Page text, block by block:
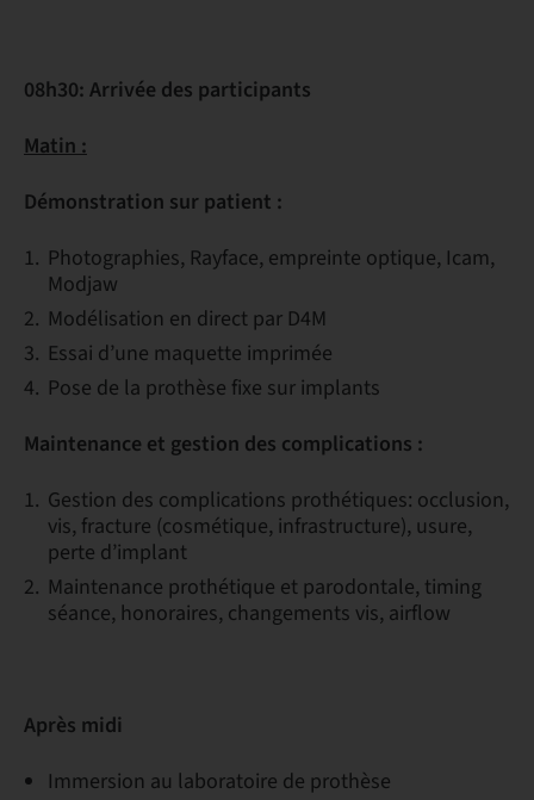
08h30: Arrivée des participants
Matin :
Démonstration sur patient :
Photographies, Rayface, empreinte optique, Icam,
Modjaw
Modélisation en direct par D4M
Essai d’une maquette imprimée
Pose de la prothèse fixe sur implants
Maintenance et gestion des complications :
Gestion des complications prothétiques: occlusion,
vis, fracture (cosmétique, infrastructure), usure,
perte d’implant
Maintenance prothétique et parodontale, timing
séance, honoraires, changements vis, airflow
Après midi
Immersion au laboratoire de prothèse